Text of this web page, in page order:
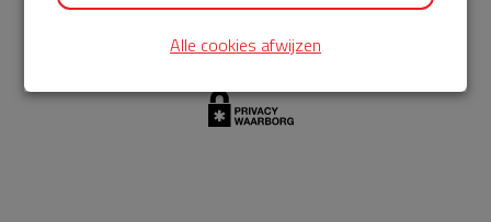
Alle cookies afwijzen